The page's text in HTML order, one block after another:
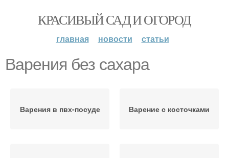
КРАСИВЫЙ САД И ОГОРОД
главная новости статьи
Варения без сахара
Варения в пвх-посуде Варение с косточками